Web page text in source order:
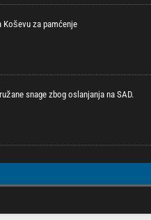
za pamćenje
snage zbog oslanjanja na SAD.